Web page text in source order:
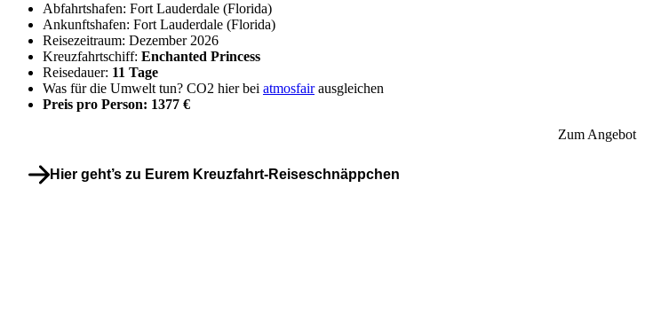
Abfahrtshafen: Fort Lauderdale (Florida)
Ankunftshafen: Fort Lauderdale (Florida)
Reisezeitraum: Dezember 2026
Kreuzfahrtschiff: Enchanted Princess
Reisedauer: 11 Tage
Was für die Umwelt tun? CO2 hier bei atmosfairausgleichen
Preis pro Person: 1377 €
Zum Angebot
Hier geht’s zu Eurem Kreuzfahrt-Reiseschnäppchen